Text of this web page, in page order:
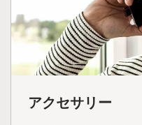
アクセサリー